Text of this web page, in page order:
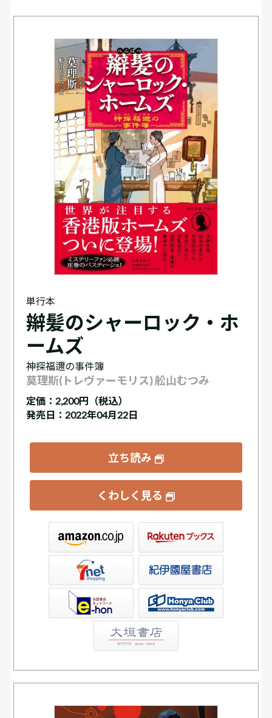
単行本
辮髪のシャーロック・ホ
ームズ
神探福邇の事件簿
莫理斯(トレヴァーモリス) 舩山むつみ
定価： 2,200円（税込）
発売日：2022年04月22日
立ち読み
くわしく見る
書店ウェブストア